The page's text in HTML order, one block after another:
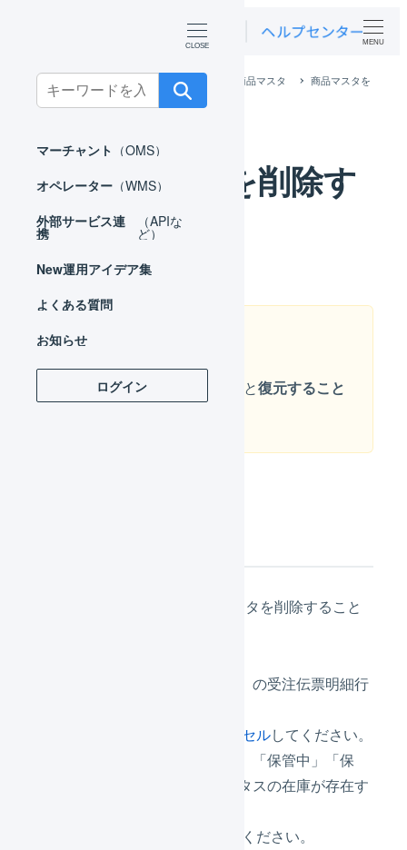
Search
for:
マーチャント （OMS）
オペレーター （WMS）
外部サービス連
携
（APIな
ど）
New運用アイデア集
よくある質問
お知らせ
ログイン
MENU
マーチャント マスタ 商品マスタ
商品マスタを
削除する
商品マスタを削除す
商品マスタは一度削除すると復元すること
以下のような場合は、商品マスタを削除すること
「引当待ち」「引当済み」の受注伝票明細行
該当の明細行をキャンセルしてください。
「入荷待ち」「入庫待ち」「保管中」「保
留」のいずれかのステータスの在庫が存在す
→ 倉庫に出庫を依頼してください。